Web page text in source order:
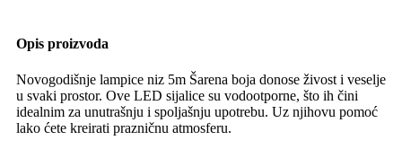
Opis proizvoda
Novogodišnje lampice niz 5m Šarena boja donose živost i veselje
u svaki prostor. Ove LED sijalice su vodootporne, što ih čini
idealnim za unutrašnju i spoljašnju upotrebu. Uz njihovu pomoć
lako ćete kreirati prazničnu atmosferu.